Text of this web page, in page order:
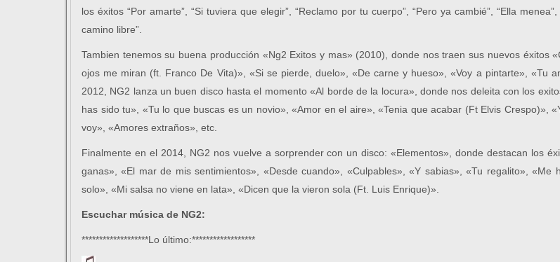
los éxitos “Por amarte”, “Si tuviera que elegir”, “Reclamo por tu cuerpo”, “Pero ya cambié”, “Ella
camino libre”.
Tambien tenemos su buena producción «Ng2 Exitos y mas» (2010), donde nos traen sus nuevos éxitos
ojos me miran (ft. Franco De Vita)», «Si se pierde, duelo», «De carne y hueso», «Voy a pintarte», «Tu
2012, NG2 lanza un buen disco hasta el momento «Al borde de la locura», donde nos deleita con los
has sido tu», «Tu lo que buscas es un novio», «Amor en el aire», «Tenia que acabar (Ft Elvis Crespo)»,
voy», «Amores extraños», etc.
Finalmente en el 2014, NG2 nos vuelve a sorprender con un disco: «Elementos», donde destacan los
ganas», «El mar de mis sentimientos», «Desde cuando», «Culpables», «Y sabias», «Tu regalito», «Me
solo», «Mi salsa no viene en lata», «Dicen que la vieron sola (Ft. Luis Enrique)».
Escuchar música de NG2:
*******************Lo último:******************